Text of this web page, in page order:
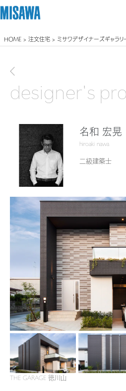
住まい
建てる
商品ラインアップ
デザイン
テクノロジー（住まいの性能）
建築事例・建築実例
デザイナーズギャラリー
インテリア
住まいづくりガイド
分譲住宅（建売・土地）検索
中古住宅検索
スムストック検索
分譲マンション検索
個人のお客さま
賃貸住宅
賃貸併用住宅
店舗・各種施設
土地活用モデルルーム見学
土地活用実例
法人のお客さま
企業不動産活用（CRE）戦略
社宅建築
医療・介護・子育て・障がい福
これから土地活用・賃貸
戸建て・マンション
ミサワリフォームとは
リフォームの流れ
リフォームメニュー
リフォーム事例
事業用
事業用リノベーション
ホテル・旅館リフォーム
リフォーム営業所
まちづくり
複合開発・投資開発
複合開発事業（ASMACI-アスマ
再開発・官民連携事業
分譲マンション開発事業
収益不動産・投資開発事業
建築再生事業
事業用売買
事業用地・事業用建物
分譲用地
オーナーサポート
サポートメニュー
住まいるりんぐ（ロングサポート
保証制度
アフターメンテナンス
ミサワリフォーム
ご相談窓口
お客様センター
企業・IR情報
企業・IR
MISAWAについて
ミサワホームグループ
IR情報
SDGs
展示場・イベント情報
カタログ請求
住まいのご相談
HOME > 注文住宅 > ミサワデザイナーズギャラリ
designer's
名和 宏晃
hiroaki nawa
二級建築士
THE GARAGE 徳川山